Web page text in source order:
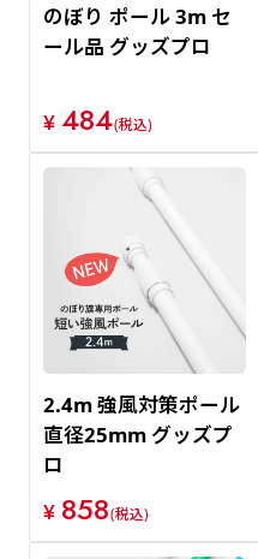
のぼり ポール 3m セ
ール品 グッズプロ
¥ 484(税込)
2.4m 強風対策ポール
直径25mm グッズプ
ロ
¥ 858(税込)